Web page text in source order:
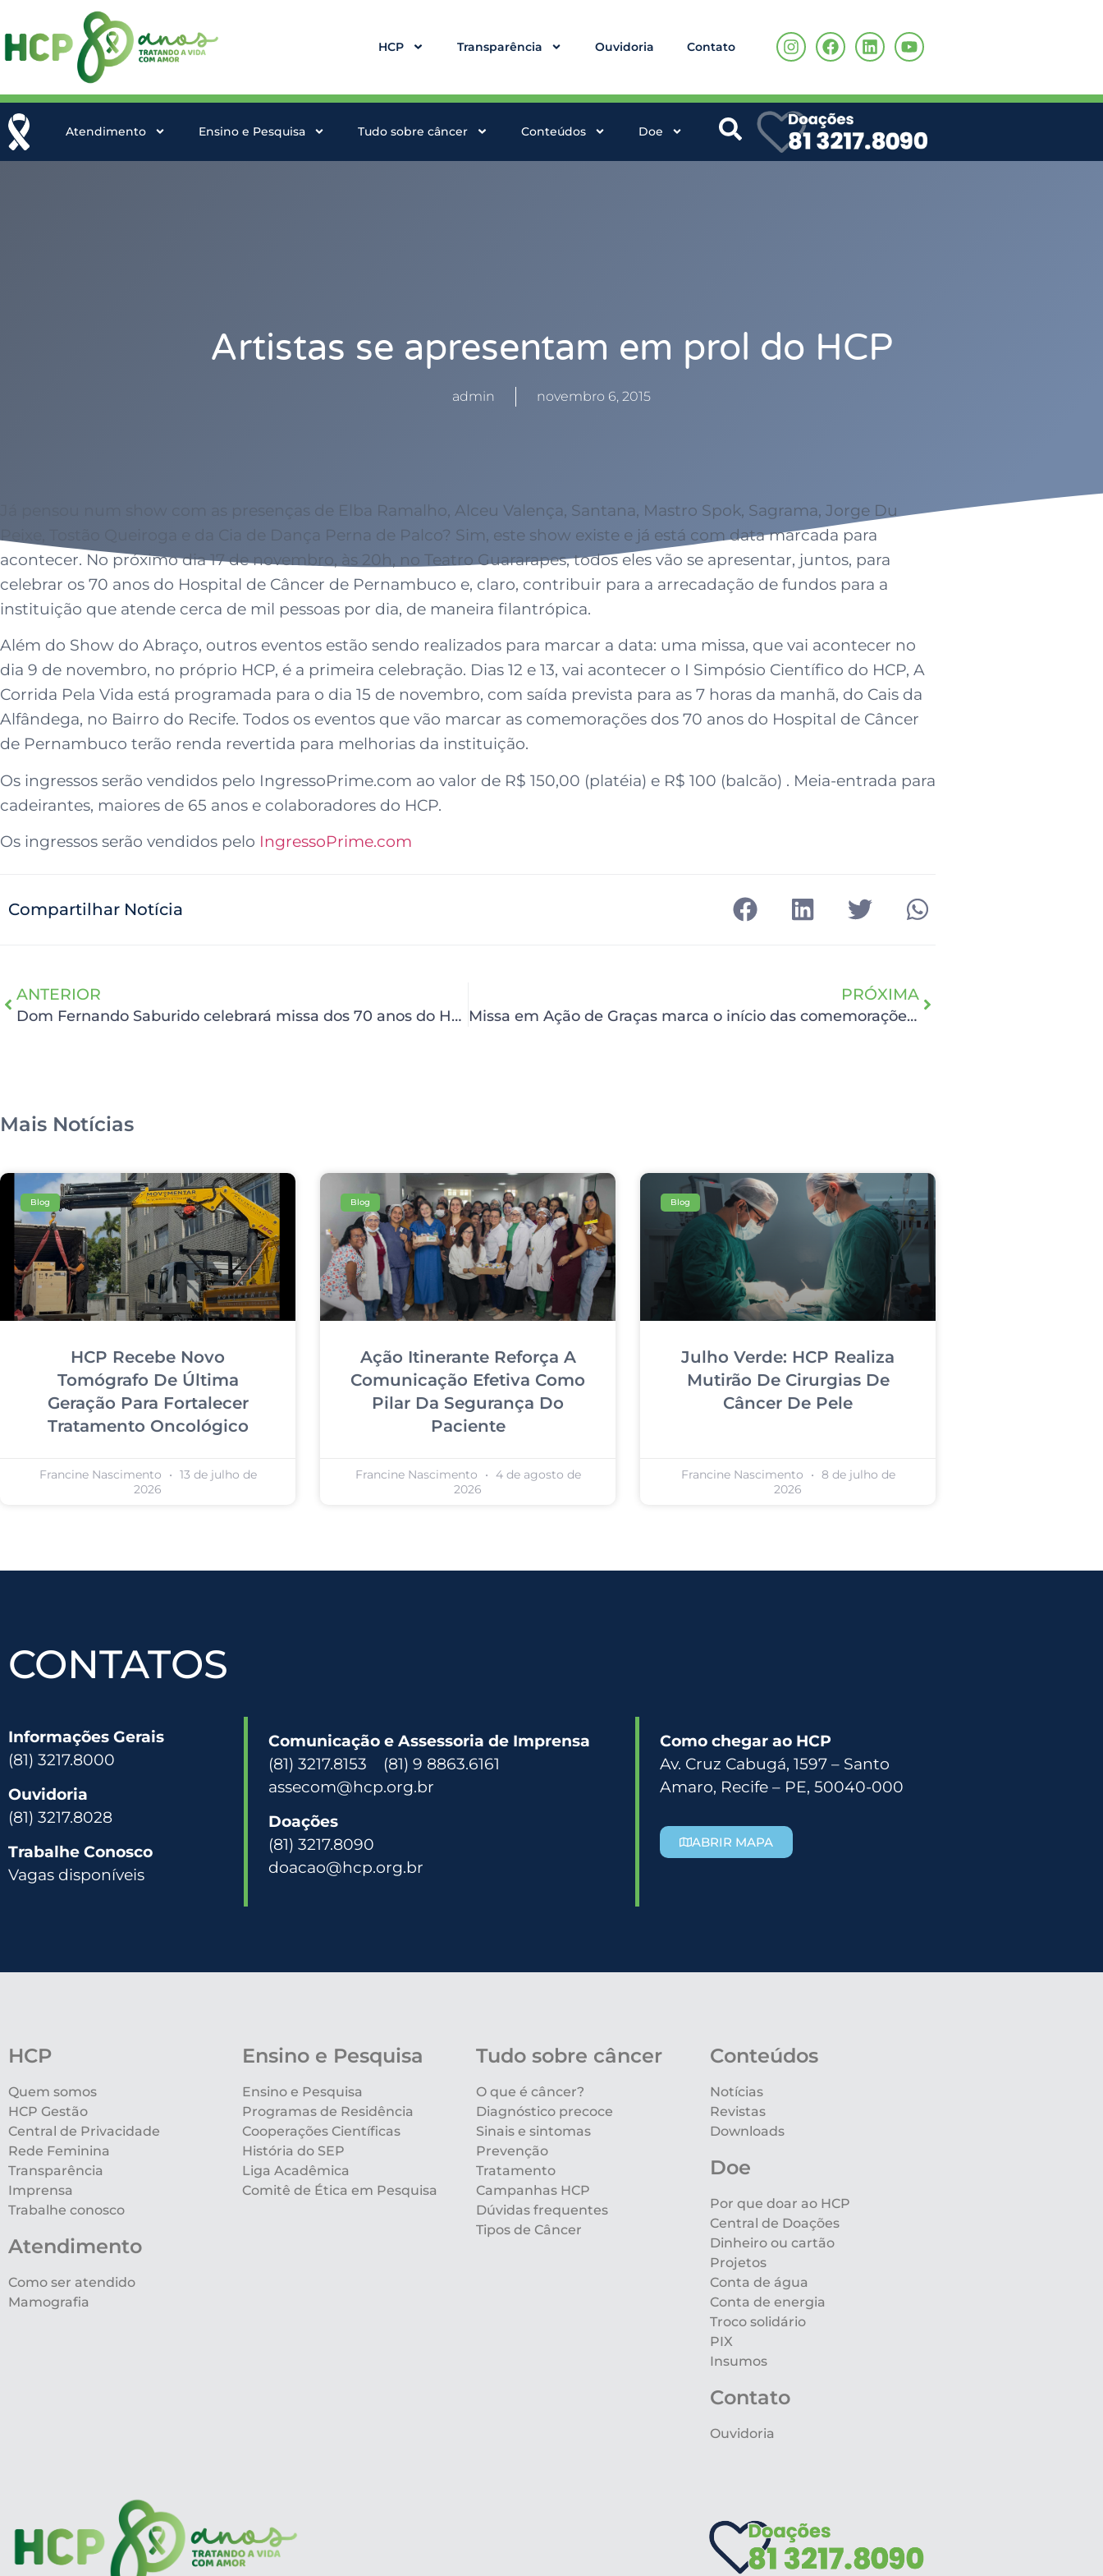
HCP Transparência Ouvidoria Contato
Atendimento Ensino e Pesquisa Tudo sobre câncer Conteúdos Doe
Artistas se apresentam em prol do HCP
admin novembro 6, 2015
Já pensou num show com as presenças de Elba Ramalho, Alceu Valença, Santana, Mastro Spok, Sagrama, Jorge Du
Peixe, Tostão Queiroga e da Cia de Dança Perna de Palco? Sim, este show existe e já está com data marcada para
acontecer. No próximo dia 17 de novembro, às 20h, no Teatro Guararapes, todos eles vão se apresentar, juntos, para
celebrar os 70 anos do Hospital de Câncer de Pernambuco e, claro, contribuir para a arrecadação de fundos para a
instituição que atende cerca de mil pessoas por dia, de maneira filantrópica.
Além do Show do Abraço, outros eventos estão sendo realizados para marcar a data: uma missa, que vai acontecer no
dia 9 de novembro, no próprio HCP, é a primeira celebração. Dias 12 e 13, vai acontecer o I Simpósio Científico do HCP, A
Corrida Pela Vida está programada para o dia 15 de novembro, com saída prevista para as 7 horas da manhã, do Cais da
Alfândega, no Bairro do Recife. Todos os eventos que vão marcar as comemorações dos 70 anos do Hospital de Câncer
de Pernambuco terão renda revertida para melhorias da instituição.
Os ingressos serão vendidos pelo IngressoPrime.com ao valor de R$ 150,00 (platéia) e R$ 100 (balcão) . Meia-entrada para
cadeirantes, maiores de 65 anos e colaboradores do HCP.
Os ingressos serão vendidos pelo IngressoPrime.com
Compartilhar Notícia
ANTERIOR
Dom Fernando Saburido celebrará missa dos 70 anos do HCP
PRÓXIMA
Missa em Ação de Graças marca o início das comemorações dos 70 anos do HCP
Mais Notícias
Blog
HCP Recebe Novo
Tomógrafo De Última
Geração Para Fortalecer
Tratamento Oncológico
Francine Nascimento
13 de julho de
2026
Blog
Ação Itinerante Reforça A
Comunicação Efetiva Como
Pilar Da Segurança Do
Paciente
Francine Nascimento
4 de agosto de
2026
Blog
Julho Verde: HCP Realiza
Mutirão De Cirurgias De
Câncer De Pele
Francine Nascimento
8 de julho de
2026
CONTATOS
Informações Gerais
(81) 3217.8000
Ouvidoria
(81) 3217.8028
Trabalhe Conosco
Vagas disponíveis
Comunicação e Assessoria de Imprensa
(81) 3217.8153 (81) 9 8863.6161
assecom@hcp.org.br
Doações
(81) 3217.8090
doacao@hcp.org.br
Como chegar ao HCP
Av. Cruz Cabugá, 1597 – Santo
Amaro, Recife – PE, 50040-000
ABRIR MAPA
HCP
Quem somos
HCP Gestão
Central de Privacidade
Rede Feminina
Transparência
Imprensa
Trabalhe conosco
Atendimento
Como ser atendido
Mamografia
Ensino e Pesquisa
Ensino e Pesquisa
Programas de Residência
Cooperações Científicas
História do SEP
Liga Acadêmica
Comitê de Ética em Pesquisa
Tudo sobre câncer
O que é câncer?
Diagnóstico precoce
Sinais e sintomas
Prevenção
Tratamento
Campanhas HCP
Dúvidas frequentes
Tipos de Câncer
Conteúdos
Notícias
Revistas
Downloads
Doe
Por que doar ao HCP
Central de Doações
Dinheiro ou cartão
Projetos
Conta de água
Conta de energia
Troco solidário
PIX
Insumos
Contato
Ouvidoria